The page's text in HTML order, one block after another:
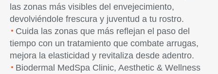
las zonas más visibles del envejecimiento,
devolviéndole frescura y juventud a tu rostro.
Cuida las zonas que más reflejan el paso del
tiempo con un tratamiento que combate arrugas,
mejora la elasticidad y revitaliza desde adentro.
Biodermal MedSpa Clinic, Aesthetic & Wellness